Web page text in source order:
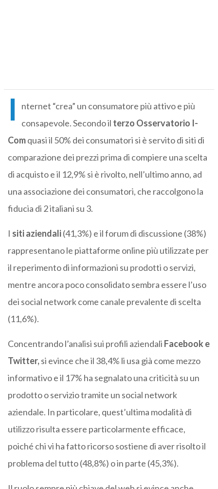
I
nternet “crea” un consumatore più attivo e più
consapevole. Secondo il terzo Osservatorio I-
Comquasi il 50% dei consumatori si è servito di siti di
comparazione dei prezzi prima di compiere una scelta
di acquisto e il 12,9% si è rivolto, nell’ultimo anno, ad
una associazione dei consumatori, che raccolgono la
fiducia di 2 italiani su 3.
I siti aziendali(41,3%) e il forum di discussione (38%)
rappresentano le piattaforme online più utilizzate per
il reperimento di informazioni su prodotti o servizi,
mentre ancora poco consolidato sembra essere l’uso
dei social network come canale prevalente di scelta
(11,6%).
Concentrando l’analisi sui profili aziendali Facebook e
Twitter,si evince che il 38,4% li usa già come mezzo
informativo e il 17% ha segnalato una criticità su un
prodotto o servizio tramite un social network
aziendale. In particolare, quest’ultima modalità di
utilizzo risulta essere particolarmente efficace,
poiché chi vi ha fatto ricorso sostiene di aver risolto il
problema del tutto (48,8%) o in parte (45,3%).